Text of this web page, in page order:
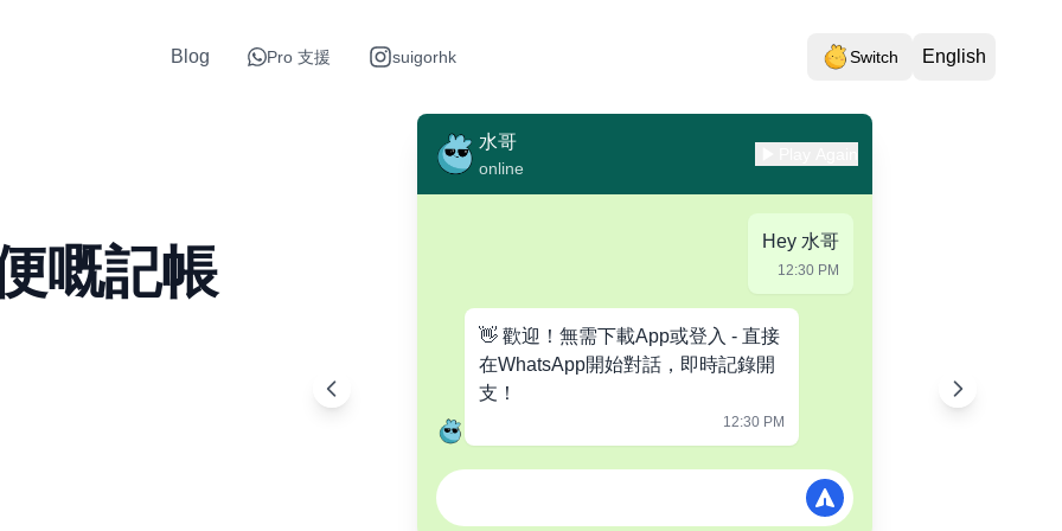
Blog Pro 支援 suigorhk Switch English
嘅記帳
水哥
online
Hey 水哥
12:30 PM
👋 歡迎！無需下載App或登入 - 直接
在WhatsApp開始對話，即時記錄開
支！
12:30 PM